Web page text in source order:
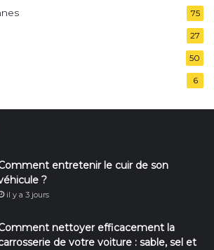
75
27
50
6
entretenir le cuir de son
?
il y a 3 jours
nettoyer efficacement la
de votre voiture : sable, sel et